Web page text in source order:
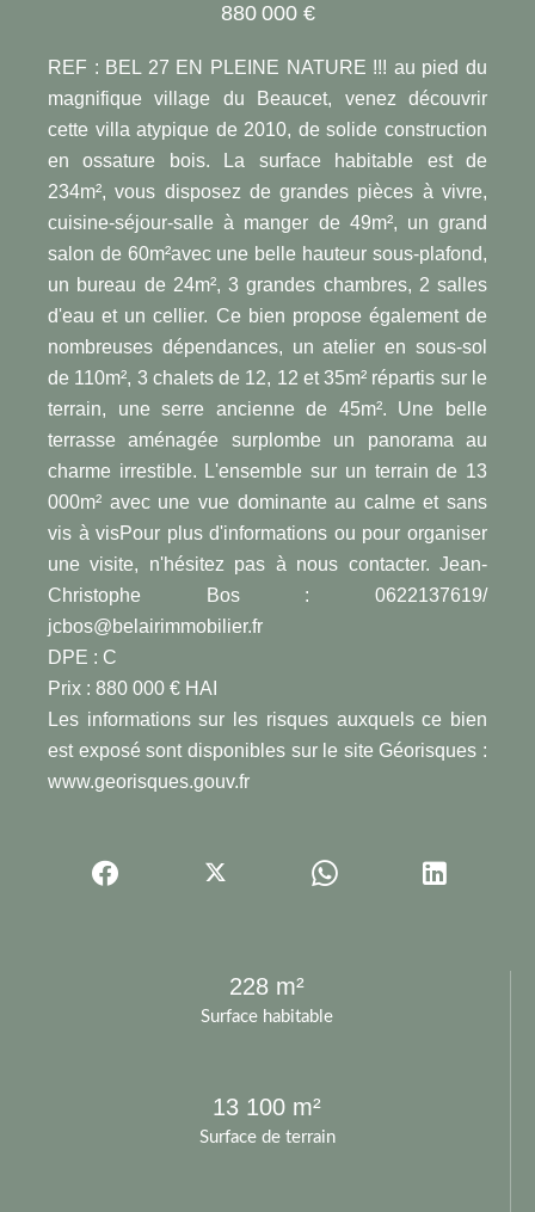
Surface habitable
228 m²
Surface de terrain
13 100 m²
880 000 €
REF : BEL 27 EN PLEINE NATURE !!! au pied du
magnifique village du Beaucet, venez découvrir
cette villa atypique de 2010, de solide construction
en ossature bois. La surface habitable est de
234m², vous disposez de grandes pièces à vivre,
cuisine-séjour-salle à manger de 49m², un grand
salon de 60m²avec une belle hauteur sous-plafond,
un bureau de 24m², 3 grandes chambres, 2 salles
d'eau et un cellier. Ce bien propose également de
nombreuses dépendances, un atelier en sous-sol
de 110m², 3 chalets de 12, 12 et 35m² répartis sur le
terrain, une serre ancienne de 45m². Une belle
terrasse aménagée surplombe un panorama au
charme irrestible. L'ensemble sur un terrain de 13
000m² avec une vue dominante au calme et sans
vis à visPour plus d'informations ou pour organiser
une visite, n'hésitez pas à nous contacter. Jean-
Christophe Bos : 0622137619/
jcbos@belairimmobilier.fr
DPE : C
Prix : 880 000 € HAI
Les informations sur les risques auxquels ce bien
est exposé sont disponibles sur le site Géorisques :
www.georisques.gouv.fr